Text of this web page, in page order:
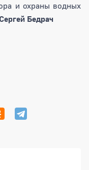
и охраны водных
Бедрач